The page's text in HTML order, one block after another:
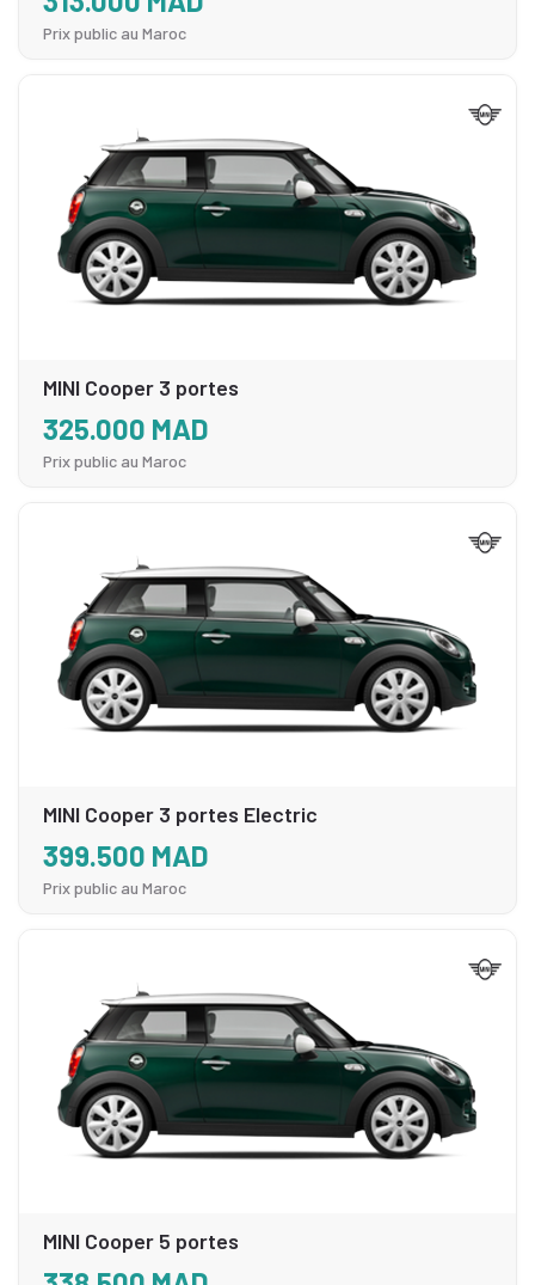
Prix public au Maroc
MINI Cooper 3 portes
325.000 MAD
Prix public au Maroc
MINI Cooper 3 portes Electric
399.500 MAD
Prix public au Maroc
MINI Cooper 5 portes